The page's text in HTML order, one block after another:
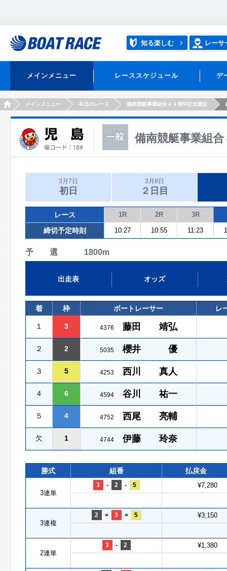
知る楽しむ レーサ
メインメニュー レーススケジュール デ
HOMEメインメニュー 本日のレース 備南競艇事業組合４４周年記念競走
備南競艇事業組
3月7日
初日
3月8日
２日目
レース 1R 2R 3R
締切予定時刻 10:27 10:55 11:23
予 選 1800m
出走表 オッズ
着 枠 ボートレーサー レ
１ 3 4376 藤田 靖弘
２ 2 5035 櫻井 優
３ 5 4253 西川 真人
４ 6 4594 谷川 祐一
５ 4 4752 西尾 亮輔
欠 1 4744 伊藤 玲奈
勝式 組番 払戻金
3連単
3 - 2 - 5 ¥7,280
3連複
2 = 3 = 5 ¥3,150
2連単
3 - 2 ¥1,380